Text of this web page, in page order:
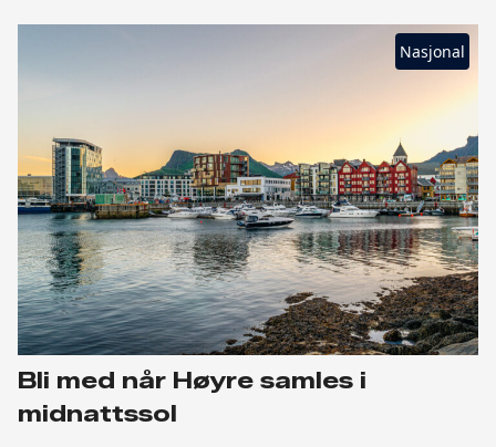
Nasjonal
Bli med når Høyre samles i
midnattssol